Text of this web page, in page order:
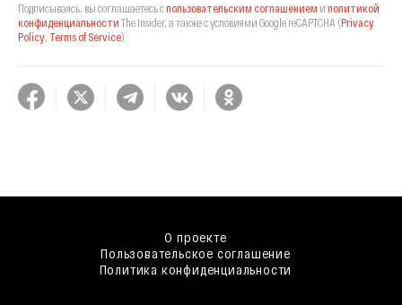
Подписываясь, вы соглашаетесь спользовательским соглашением и политикой
конфиденциальности The Insider, а также с условиями Google reCAPTCHA (Privacy
Policy Terms of Service).
О проекте
Пользовательское соглашение
Политика конфиденциальности